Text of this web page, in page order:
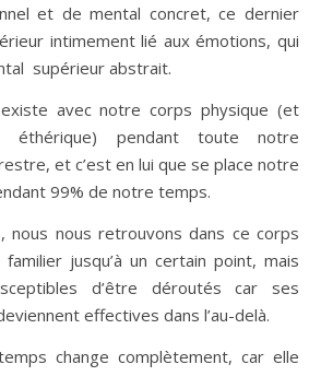
et de mental concret, ce dernier
intimement lié aux émotions, qui
supérieur abstrait.
avec notre corps physique (et
éthérique) pendant toute notre
et c’est en lui que se place notre
99% de notre temps.
nous nous retrouvons dans ce corps
jusqu’à un certain point, mais
d’être déroutés car ses
effectives dans l’au-delà.
change complètement, car elle